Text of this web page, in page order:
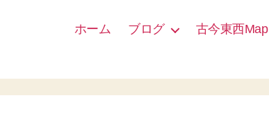
ホーム ブログ 古今東西Map